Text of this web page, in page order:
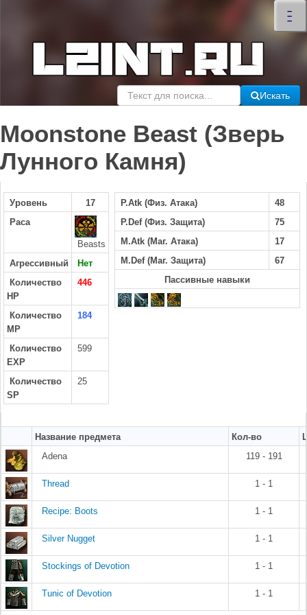
–
–
–
×
Искать
Moonstone Beast (Зверь
Лунного Камня)
Уровень
17
Раса
Beasts
Агрессивный
Нет
Количество
HP
446
Количество
MP
184
Количество
EXP
599
Количество
SP
25
P.Atk (Физ. Атака)
48
P.Def (Физ. Защита)
75
M.Atk (Маг. Атака)
17
M.Def (Маг. Защита)
67
Пассивные навыки
Название предмета Кол-во
Adena
119 - 191
Thread 1 - 1
Recipe: Boots 1 - 1
Silver Nugget 1 - 1
Stockings of Devotion 1 - 1
Tunic of Devotion 1 - 1